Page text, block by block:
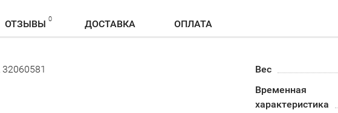
ОТЗЫВЫ 0 ДОСТАВКА ОПЛАТА
32060581 Вес
Временная
характеристика